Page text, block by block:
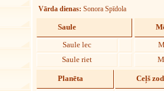
Vārda dienas: Sonora Spīdola
Saule
Saule lec
Saule riet
Planēta Ceļš